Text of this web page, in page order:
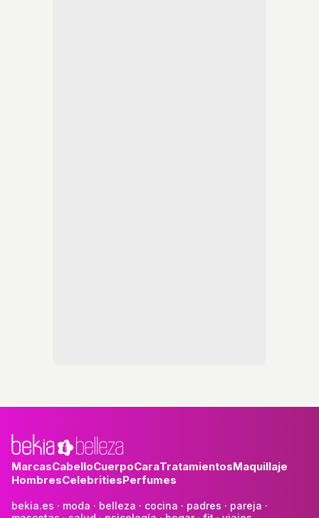
MarcasCabelloCuerpoCaraTratamientosMaquillaje
HombresCelebritiesPerfumes
bekia.es · moda · belleza · cocina · padres · pareja ·